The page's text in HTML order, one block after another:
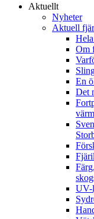
Aktuellt
Nyheter
Aktuell
Om
En
Det
UV-